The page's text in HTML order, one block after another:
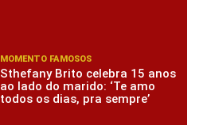
MOMENTO FAMOSOS
Sthefany Brito celebra 15 anos
ao lado do marido: ‘Te amo
todos os dias, pra sempre’